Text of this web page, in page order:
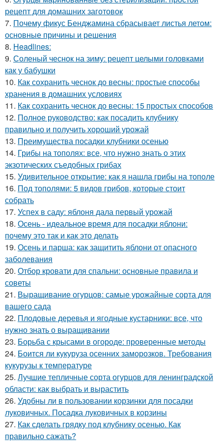
рецепт для домашних заготовок
7. Почему фикус Бенджамина сбрасывает листья летом:
основные причины и решения
8. Headlines:
9. Соленый чеснок на зиму: рецепт целыми головками
как у бабушки
10. Как сохранить чеснок до весны: простые способы
хранения в домашних условиях
11. Как сохранить чеснок до весны: 15 простых способов
12. Полное руководство: как посадить клубнику
правильно и получить хороший урожай
13. Преимущества посадки клубники осенью
14. Грибы на тополях: все, что нужно знать о этих
экзотических съедобных грибах
15. Удивительное открытие: как я нашла грибы на тополе
16. Под тополями: 5 видов грибов, которые стоит
собрать
17. Успех в саду: яблоня дала первый урожай
18. Осень - идеальное время для посадки яблони:
почему это так и как это делать
19. Осень и парша: как защитить яблони от опасного
заболевания
20. Отбор кровати для спальни: основные правила и
советы
21. Выращивание огурцов: самые урожайные сорта для
вашего сада
22. Плодовые деревья и ягодные кустарники: все, что
нужно знать о выращивании
23. Борьба с крысами в огороде: проверенные методы
24. Боится ли кукуруза осенних заморозков. Требования
кукурузы к температуре
25. Лучшие тепличные сорта огурцов для ленинградской
области: как выбрать и вырастить
26. Удобны ли в пользовании корзинки для посадки
луковичных. Посадка луковичных в корзины
27. Как сделать грядку под клубнику осенью. Как
правильно сажать?